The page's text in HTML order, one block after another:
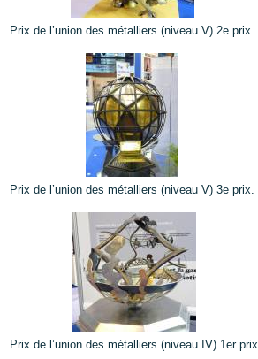
Prix de l’union des métalliers (niveau V) 2e prix.
Prix de l’union des métalliers (niveau V) 3e prix.
Prix de l’union des métalliers (niveau IV) 1er prix